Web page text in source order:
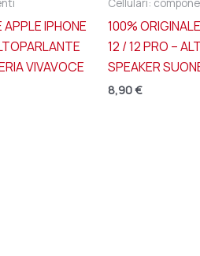
IPHONE
VIVAVOCE
Cellulari:
100%
12 / 12 PRO –
SPEAKER
8,90€